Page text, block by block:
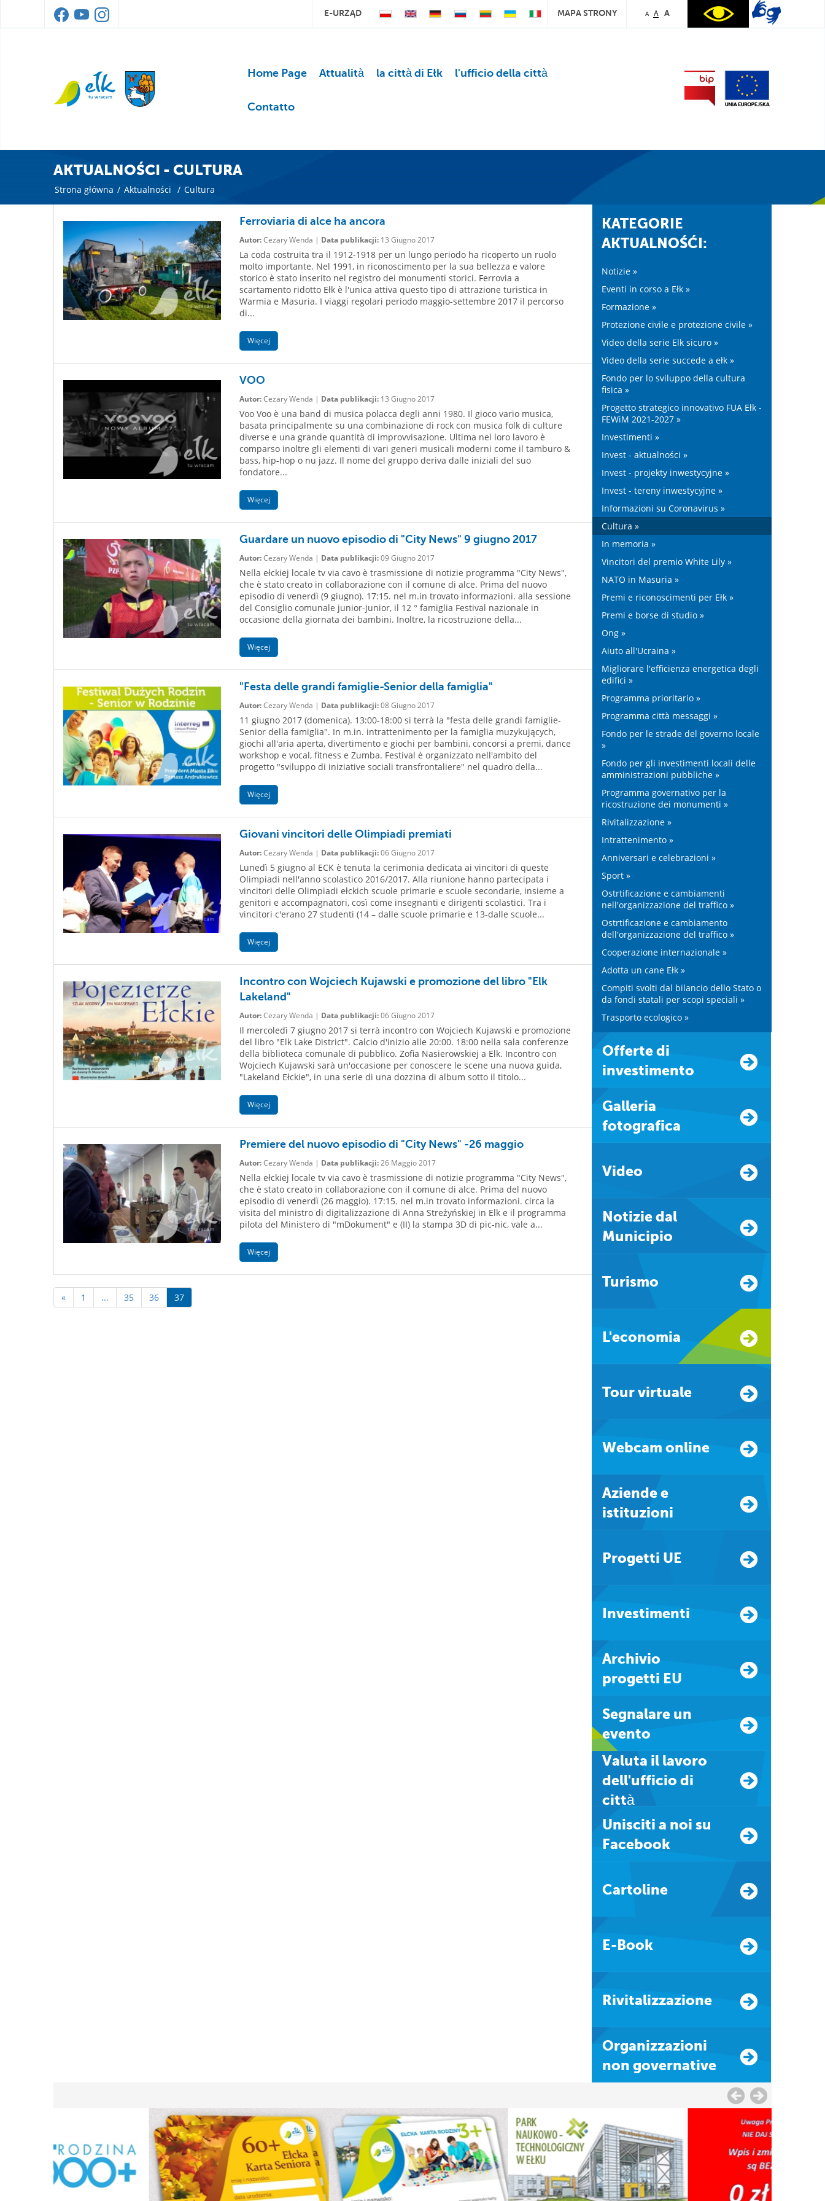
E-URZĄD MAPA STRONY A A A
Home Page Attualità la città di Ełk l'ufficio della città
Contatto
AKTUALNOŚCI - CULTURA
Strona główna / Aktualności / Cultura
Ferroviaria di alce ha ancora
Autor:Cezary Wenda | Data publikacji:13 Giugno 2017
La coda costruita tra il 1912-1918 per un lungo periodo ha ricoperto un ruolo
molto importante. Nel 1991, in riconoscimento per la sua bellezza e valore
storico è stato inserito nel registro dei monumenti storici. Ferrovia a
scartamento ridotto Ełk è l'unica attiva questo tipo di attrazione turistica in
Warmia e Masuria. I viaggi regolari periodo maggio-settembre 2017 il percorso
di...
Więcej
VOO
Autor:Cezary Wenda | Data publikacji:13 Giugno 2017
Voo Voo è una band di musica polacca degli anni 1980. Il gioco vario musica,
basata principalmente su una combinazione di rock con musica folk di culture
diverse e una grande quantità di improvvisazione. Ultima nel loro lavoro è
comparso inoltre gli elementi di vari generi musicali moderni come il tamburo &
bass, hip-hop o nu jazz. Il nome del gruppo deriva dalle iniziali del suo
fondatore...
Więcej
Guardare un nuovo episodio di "City News" 9 giugno 2017
Autor:Cezary Wenda | Data publikacji:09 Giugno 2017
Nella ełckiej locale tv via cavo è trasmissione di notizie programma "City News",
che è stato creato in collaborazione con il comune di alce. Prima del nuovo
episodio di venerdì (9 giugno). 17:15. nel m.in trovato informazioni. alla sessione
del Consiglio comunale junior-junior, il 12 ° famiglia Festival nazionale in
occasione della giornata dei bambini. Inoltre, la ricostruzione della...
Więcej
"Festa delle grandi famiglie-Senior della famiglia"
Autor:Cezary Wenda | Data publikacji:08 Giugno 2017
11 giugno 2017 (domenica). 13:00-18:00 si terrà la "festa delle grandi famiglie-
Senior della famiglia". In m.in. intrattenimento per la famiglia muzykujących,
giochi all'aria aperta, divertimento e giochi per bambini, concorsi a premi, dance
workshop e vocal, fitness e Zumba. Festival è organizzato nell'ambito del
progetto "sviluppo di iniziative sociali transfrontaliere" nel quadro della...
Więcej
Giovani vincitori delle Olimpiadi premiati
Autor:Cezary Wenda | Data publikacji:06 Giugno 2017
Lunedì 5 giugno al ECK è tenuta la cerimonia dedicata ai vincitori di queste
Olimpiadi nell'anno scolastico 2016/2017. Alla riunione hanno partecipata i
vincitori delle Olimpiadi ełckich scuole primarie e scuole secondarie, insieme a
genitori e accompagnatori, così come insegnanti e dirigenti scolastici. Tra i
vincitori c'erano 27 studenti (14 – dalle scuole primarie e 13-dalle scuole...
Więcej
Incontro con Wojciech Kujawski e promozione del libro "Elk
Lakeland"
Autor:Cezary Wenda | Data publikacji:06 Giugno 2017
Il mercoledì 7 giugno 2017 si terrà incontro con Wojciech Kujawski e promozione
del libro "Elk Lake District". Calcio d'inizio alle 20:00. 18:00 nella sala conferenze
della biblioteca comunale di pubblico. Zofia Nasierowskiej a Elk. Incontro con
Wojciech Kujawski sarà un'occasione per conoscere le scene una nuova guida,
"Lakeland Ełckie", in una serie di una dozzina di album sotto il titolo...
Więcej
Premiere del nuovo episodio di "City News" -26 maggio
Autor:Cezary Wenda | Data publikacji:26 Maggio 2017
Nella ełckiej locale tv via cavo è trasmissione di notizie programma "City News",
che è stato creato in collaborazione con il comune di alce. Prima del nuovo
episodio di venerdì (26 maggio). 17:15. nel m.in trovato informazioni. circa la
visita del ministro di digitalizzazione di Anna Streżyńskiej in Elk e il programma
pilota del Ministero di "mDokument" e (II) la stampa 3D di pic-nic, vale a...
Więcej
« 1 ... 35 36 37
KATEGORIE
AKTUALNOŚĆI:
Notizie »
Eventi in corso a Ełk »
Formazione »
Protezione civile e protezione civile »
Video della serie Elk sicuro »
Video della serie succede a ełk »
Fondo per lo sviluppo della cultura
fisica »
Progetto strategico innovativo FUA Ełk -
FEWiM 2021-2027 »
Investimenti »
Invest - aktualności »
Invest - projekty inwestycyjne »
Invest - tereny inwestycyjne »
Informazioni su Coronavirus »
Cultura »
In memoria »
Vincitori del premio White Lily »
NATO in Masuria »
Premi e riconoscimenti per Ełk »
Premi e borse di studio »
Ong »
Aiuto all'Ucraina »
Migliorare l'efficienza energetica degli
edifici »
Programma prioritario »
Programma città messaggi »
Fondo per le strade del governo locale
»
Fondo per gli investimenti locali delle
amministrazioni pubbliche »
Programma governativo per la
ricostruzione dei monumenti »
Rivitalizzazione »
Intrattenimento »
Anniversari e celebrazioni »
Sport »
Ostrtificazione e cambiamenti
nell'organizzazione del traffico »
Ostrtificazione e cambiamento
dell'organizzazione del traffico »
Cooperazione internazionale »
Adotta un cane Ełk »
Compiti svolti dal bilancio dello Stato o
da fondi statali per scopi speciali »
Trasporto ecologico »
Offerte di
investimento
Galleria
fotografica
Video
Notizie dal
Municipio
Turismo
L'economia
Tour virtuale
Webcam online
Aziende e
istituzioni
Progetti UE
Investimenti
Archivio
progetti EU
Segnalare un
evento
Valuta il lavoro
dell'ufficio di
città
Unisciti a noi su
Facebook
Cartoline
E-Book
Rivitalizzazione
Organizzazioni
non governative